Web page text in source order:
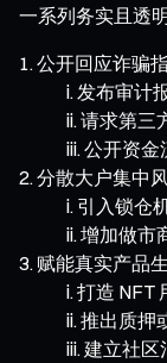
一系列务实且透
公开回应诈骗
发布审计
请求第三
公开资金
分散大户集中
引入锁仓
增加做市
赋能真实产品
打造 NFT
推出质押
建立社区